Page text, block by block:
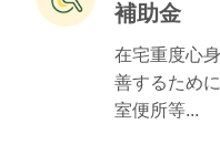
補助金
在宅重度心
善するため
室便所等...